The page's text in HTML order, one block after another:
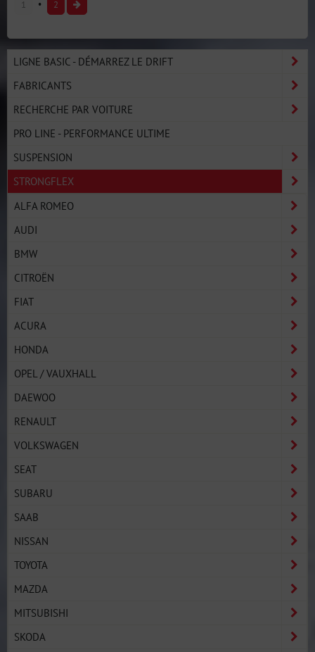
1 2
LIGNE BASIC - DÉMARREZ LE DRIFT
FABRICANTS
RECHERCHE PAR VOITURE
PRO LINE - PERFORMANCE ULTIME
SUSPENSION
STRONGFLEX
ALFA ROMEO
AUDI
BMW
CITROËN
FIAT
ACURA
HONDA
OPEL / VAUXHALL
DAEWOO
RENAULT
VOLKSWAGEN
SEAT
SUBARU
SAAB
NISSAN
TOYOTA
MAZDA
MITSUBISHI
SKODA